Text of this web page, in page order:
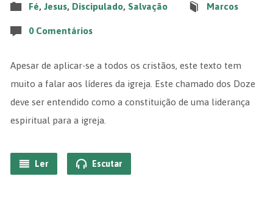
Fé, Jesus, Discipulado, Salvação Marcos
0 Comentários
Apesar de aplicar-se a todos os cristãos, este texto tem
muito a falar aos líderes da igreja. Este chamado dos Doze
deve ser entendido como a constituição de uma liderança
espiritual para a igreja.
Ler Escutar